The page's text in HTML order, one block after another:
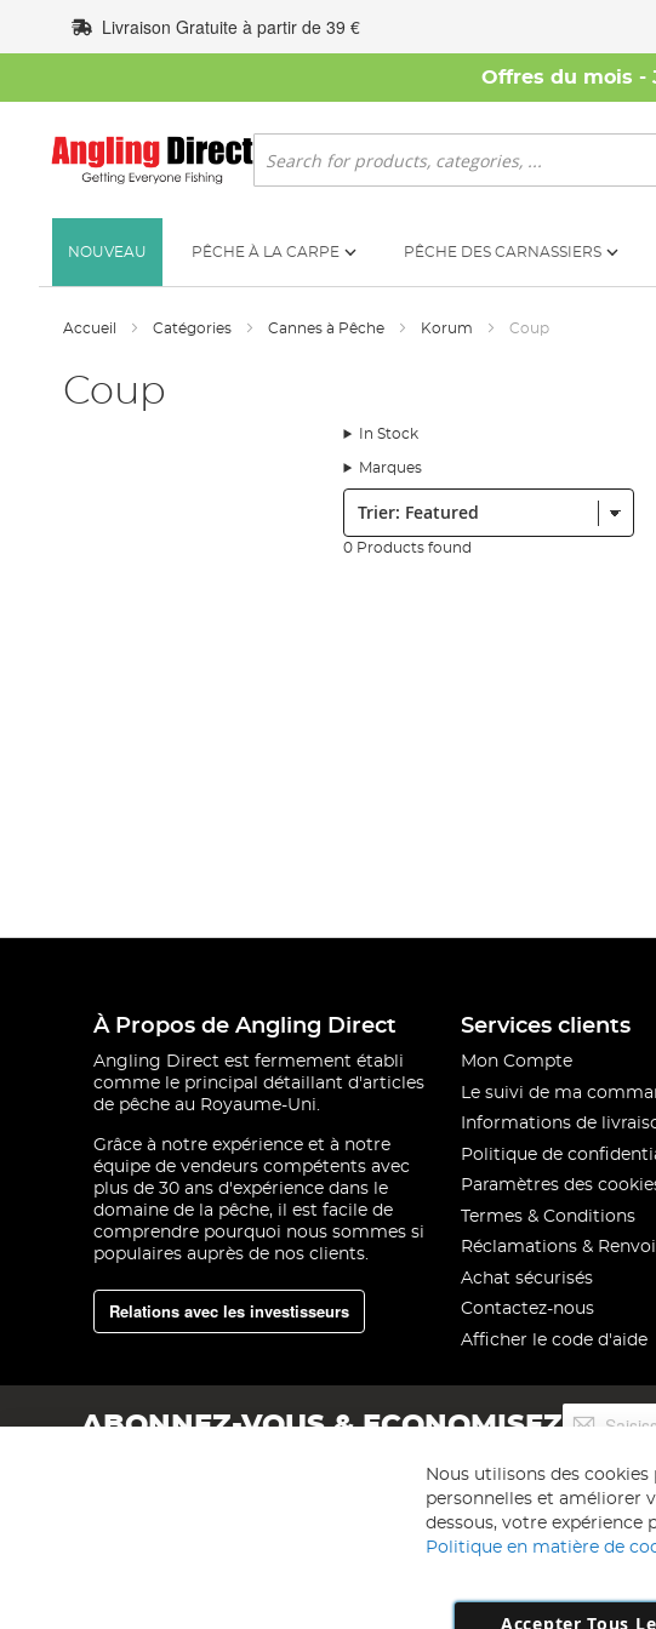
au
contenu
Livraison Gratuite à partir de 39 €
Offres du mois -
Rechercher
NOUVEAU PÊCHE À LA CARPE PÊCHE DES CARNASSIERS
Accueil Catégories Cannes à Pêche Korum Coup
Coup
In Stock
Marques
Trier:
0 Products found
À Propos de Angling Direct
Angling Direct est fermement établi
comme le principal détaillant d'articles
de pêche au Royaume-Uni.
Grâce à notre expérience et à notre
équipe de vendeurs compétents avec
plus de 30 ans d'expérience dans le
domaine de la pêche, il est facile de
comprendre pourquoi nous sommes si
populaires auprès de nos clients.
Relations avec les investisseurs
Services clients
Mon Compte
Le suivi de ma
Informations de
Politique de
Paramètres des
Termes & Conditions
Réclamations &
Achat sécurisés
Contactez-nous
Afficher le code d'aide
ABONNEZ-VOUS & ECONOMISEZ
lettre
:
Nous utilisons des
personnelles et améliorer
dessous, votre expérience
Politique en matière de
Accepter Tous